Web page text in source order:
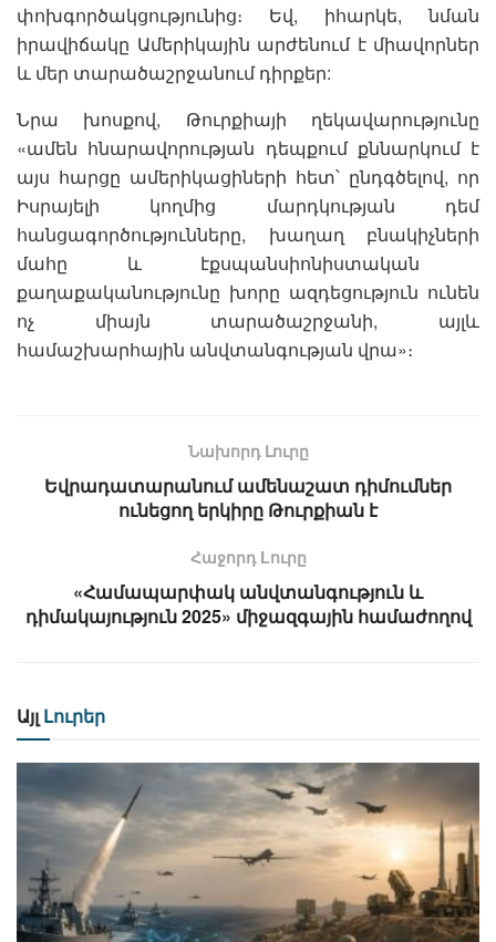
փոխգործակցությունից։ Եվ, իհարկե, նման
իրավիճակը Ամերիկային արժենում է միավորներ
և մեր տարածաշրջանում դիրքեր:
Նրա խոսքով, Թուրքիայի ղեկավարությունը
«ամեն հնարավորության դեպքում քննարկում է
այս հարցը ամերիկացիների հետ՝ ընդգծելով, որ
Իսրայելի կողմից մարդկության դեմ
հանցագործությունները, խաղաղ բնակիչների
մահը և էքսպանսիոնիստական ​​
քաղաքականությունը խորը ազդեցություն ունեն
ոչ միայն տարածաշրջանի, այլև
համաշխարհային անվտանգության վրա»։
Նախորդ Լուրը
Եվրադատարանում ամենաշատ դիմումներ
ունեցող երկիրը Թուրքիան է
Հաջորդ Lուրը
«Համապարփակ անվտանգություն և
դիմակայություն 2025» միջազգային համաժողով
Այլ Լուրեր